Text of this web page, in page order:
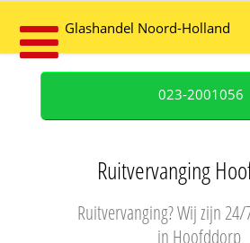
Glashandel Noord-Holland
023-2001056
Ruitvervanging
Ruitvervanging? Wij zijn
in Hoofddorp